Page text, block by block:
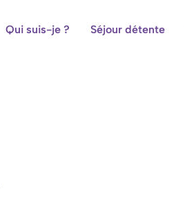
Qui suis-je ? Séjour détente